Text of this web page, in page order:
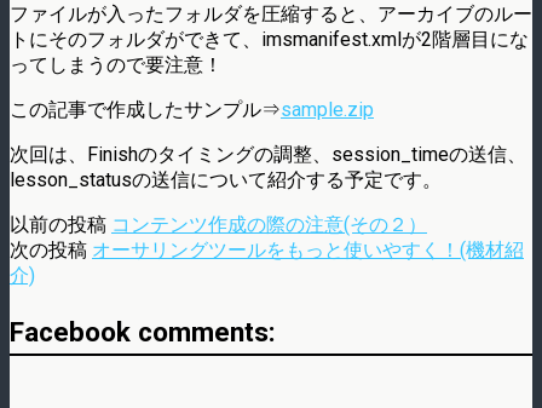
ファイルが入ったフォルダを圧縮すると、アーカイブのルー
トにそのフォルダができて、imsmanifest.xmlが2階層目にな
ってしまうので要注意！
この記事で作成したサンプル⇒sample.zip
次回は、Finishのタイミングの調整、session_timeの送信、
lesson_statusの送信について紹介する予定です。
以前の投稿 コンテンツ作成の際の注意(その２）
次の投稿 オーサリングツールをもっと使いやすく！(機材紹
介)
Facebook comments: